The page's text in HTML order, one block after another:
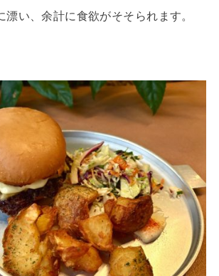
漂い、余計に食欲がそそられます。